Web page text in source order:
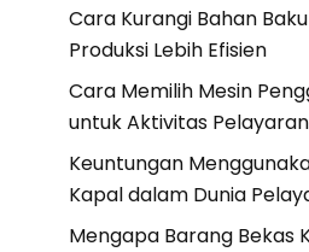
Cara Kurangi Bahan
Produksi Lebih Efisien
Cara Memilih Mesin
untuk Aktivitas Pelayaran
Keuntungan
Kapal dalam Dunia
Mengapa Barang Bekas